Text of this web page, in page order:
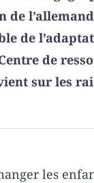
de
de
de
sur les
les